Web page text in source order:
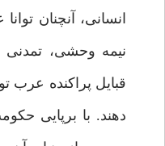
انسانى، آنچنان
نیمه وحشى، تمدنى
قبایل پراکنده عرب
دهند. با برپایى